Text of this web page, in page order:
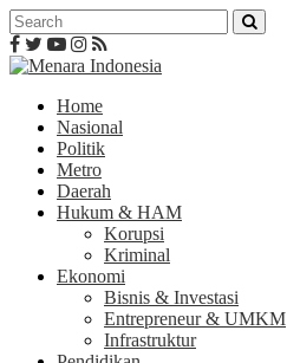
Home
Nasional
Politik
Metro
Daerah
Hukum & HAM
Korupsi
Kriminal
Ekonomi
Bisnis & Investasi
Entrepreneur & UMKM
Infrastruktur